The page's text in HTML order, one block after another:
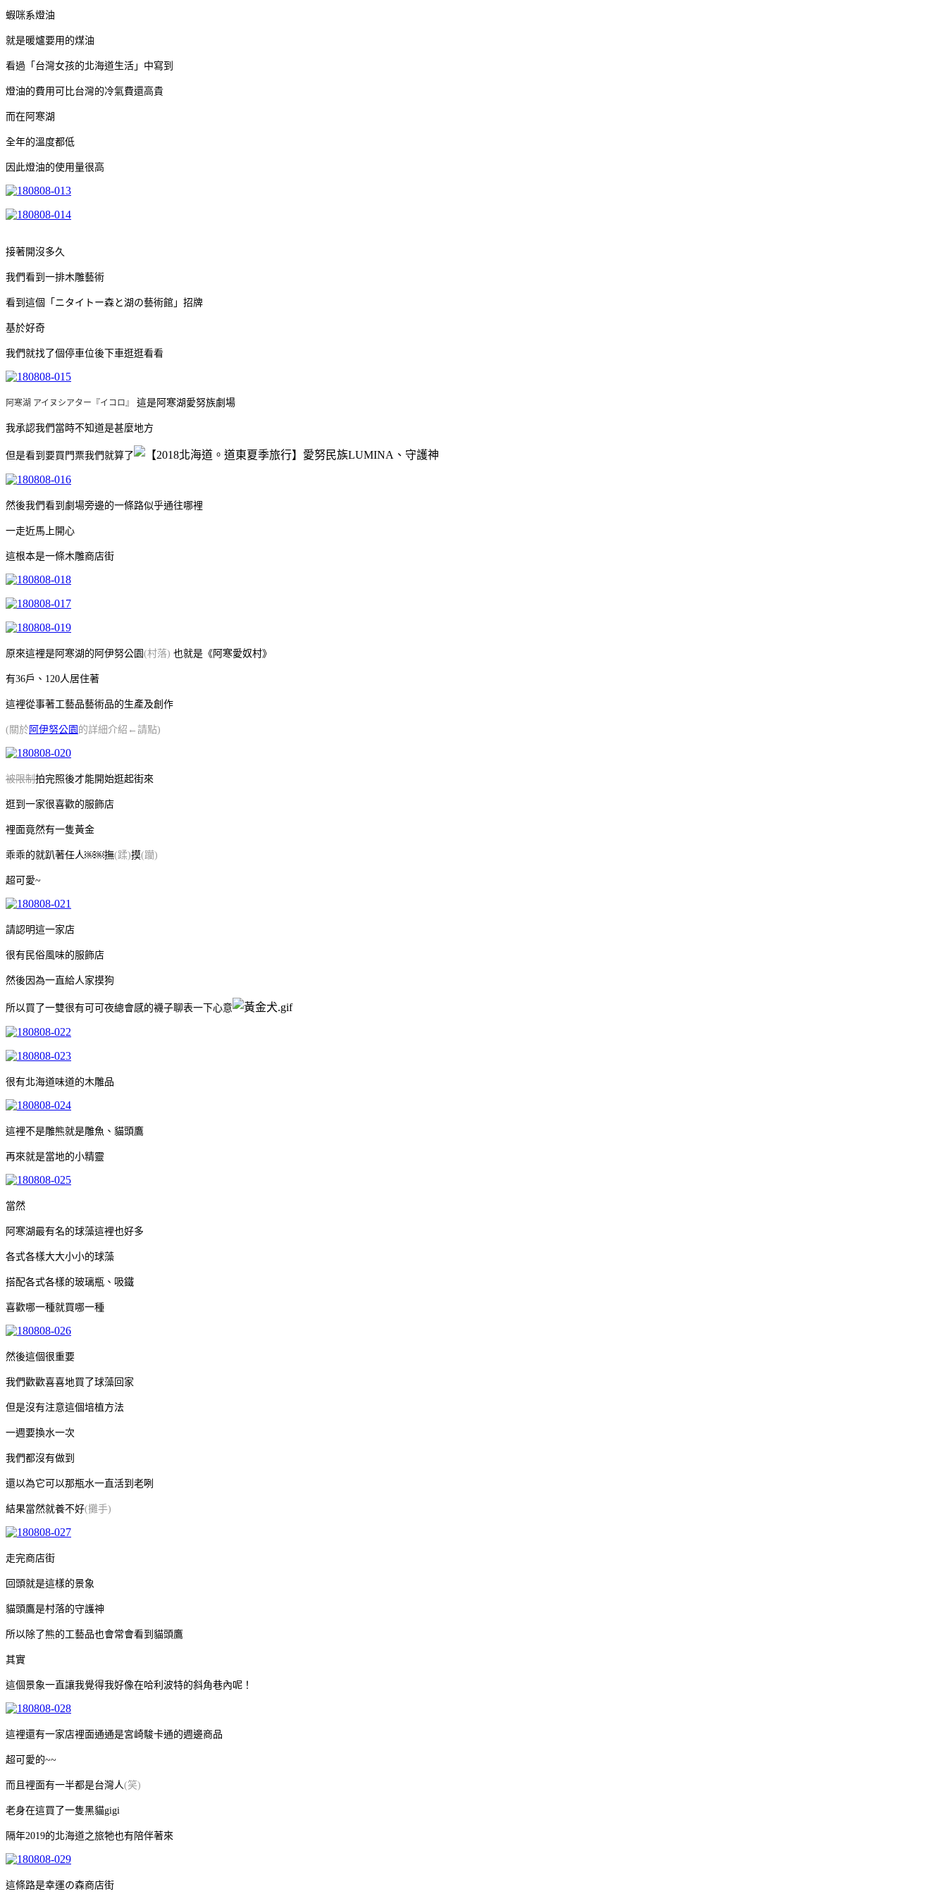
蝦咪系燈油
就是暖爐要用的煤油
看過「台灣女孩的北海道生活」中寫到
燈油的費用可比台灣的冷氣費還高貴
而在阿寒湖
全年的溫度都低
因此燈油的使用量很高
接著開沒多久
我們看到一排木雕藝術
看到這個「ニタイトー森と湖の藝術館」招牌
基於好奇
我們就找了個停車位後下車逛逛看看
阿寒湖 アイヌシアター『イコロ』 這是阿寒湖愛努族劇場
我承認我們當時不知道是甚麼地方
但是看到要買門票我們就算了
然後我們看到劇場旁邊的一條路似乎通往哪裡
一走近馬上開心
這根本是一條木雕商店街
原來這裡是阿寒湖的阿伊努公園(村落) 也就是《阿寒愛奴村》
有36戶、120人居住著
這裡從事著工藝品藝術品的生產及創作
(關於阿伊努公園 的詳細介紹←請點)
被限制拍完照後才能開始逛起街來
逛到一家很喜歡的服飾店
裡面竟然有一隻黃金
乖乖的就趴著任人￼￼撫(蹂)摸(躪)
超可愛~
請認明這一家店
很有民俗風味的服飾店
然後因為一直給人家摸狗
所以買了一雙很有可可夜總會感的襪子聊表一下心意
很有北海道味道的木雕品
這裡不是雕熊就是雕魚、貓頭鷹
再來就是當地的小精靈
當然
阿寒湖最有名的球藻這裡也好多
各式各樣大大小小的球藻
搭配各式各樣的玻璃瓶、吸鐵
喜歡哪一種就買哪一種
然後這個很重要
我們歡歡喜喜地買了球藻回家
但是沒有注意這個培植方法
一週要換水一次
我們都沒有做到
還以為它可以那瓶水一直活到老咧
結果當然就養不好(攤手)
走完商店街
回頭就是這樣的景象
貓頭鷹是村落的守護神
所以除了熊的工藝品也會常會看到貓頭鷹
其實
這個景象一直讓我覺得我好像在哈利波特的斜角巷內呢！
這裡還有一家店裡面通通是宮崎駿卡通的週邊商品
超可愛的~~
而且裡面有一半都是台灣人(笑)
老身在這買了一隻黑貓gigi
隔年2019的北海道之旅牠也有陪伴著來
這條路是幸運の森商店街